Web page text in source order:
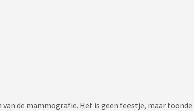
de mammografie. Het is geen feestje, maar toonde